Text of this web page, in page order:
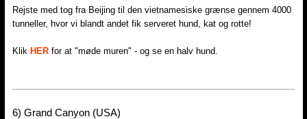
Rejste med tog fra Beijing til den vietnamesiske grænse gennem 4000
tunneller, hvor vi blandt andet fik serveret hund, kat og rotte!
Klik HER for at "møde muren" - og se en halv hund.
6)​ Grand Canyon (USA)